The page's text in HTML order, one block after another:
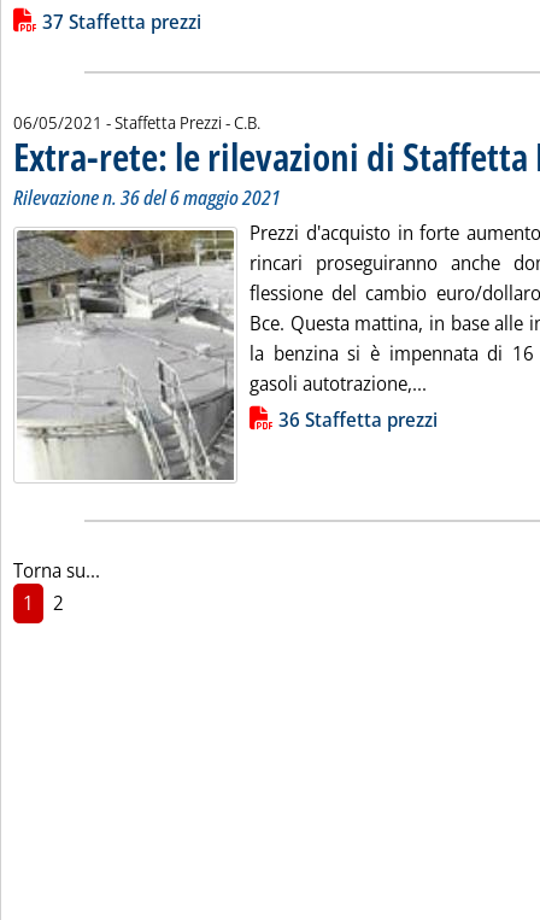
Lista allegati PDF alla notizia
37 Staffetta prezzi
06/05/2021 - Staffetta Prezzi -di:
C.B.
Extra-rete: le rilevazioni di Staffetta
Rilevazione n. 36 del 6 maggio 2021
Prezzi d'acquisto in forte
rincari proseguiranno anche
flessione del cambio euro/
Bce. Questa mattina, in base alle
la benzina si è impennata di
gasoli autotrazione,...
Lista allegati PDF alla notizia36 Staffetta prezzi
Torna su...
1
2